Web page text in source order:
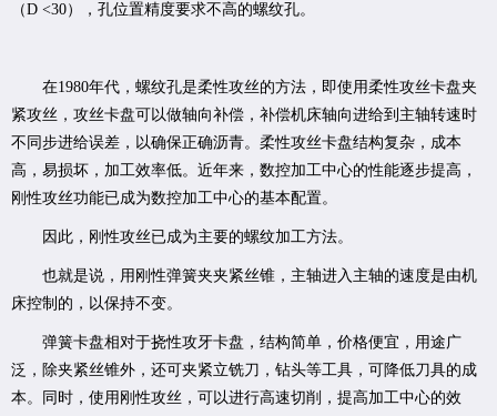
（D <30），孔位置精度要求不高的螺纹孔。
在1980年代，螺纹孔是柔性攻丝的方法，即使用柔性攻丝卡盘夹
紧攻丝，攻丝卡盘可以做轴向补偿，补偿机床轴向进给到主轴转速时
不同步进给误差，以确保正确沥青。柔性攻丝卡盘结构复杂，成本
高，易损坏，加工效率低。近年来，数控加工中心的性能逐步提高，
刚性攻丝功能已成为数控加工中心的基本配置。
因此，刚性攻丝已成为主要的螺纹加工方法。
也就是说，用刚性弹簧夹夹紧丝锥，主轴进入主轴的速度是由机
床控制的，以保持不变。
弹簧卡盘相对于挠性攻牙卡盘，结构简单，价格便宜，用途广
泛，除夹紧丝锥外，还可夹紧立铣刀，钻头等工具，可降低刀具的成
本。同时，使用刚性攻丝，可以进行高速切削，提高加工中心的效